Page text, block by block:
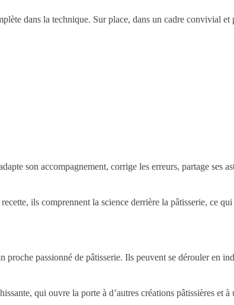
dans la technique. Sur place, dans un cadre convivial et
son accompagnement, corrige les erreurs, partage ses
ils comprennent la science derrière la pâtisserie, ce
passionné de pâtisserie. Ils peuvent se dérouler en
qui ouvre la porte à d’autres créations pâtissières et